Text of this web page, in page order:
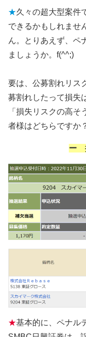
★久々の超大型案件
できるかもしれませ
ん。とりあえず、ペ
ましょうか。f(^^;)
要は、公募割れリス
募割れしたって損失
「損失リスクの高
者様はどちらですか
ー
★基本的に、ペナル